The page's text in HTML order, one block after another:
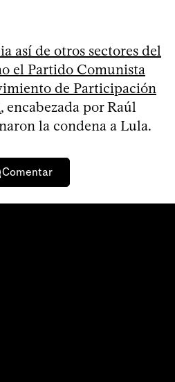
así de otros sectores del
el Partido Comunista
de Participación
, encabezada por Raúl
la condena a Lula.
Comentar